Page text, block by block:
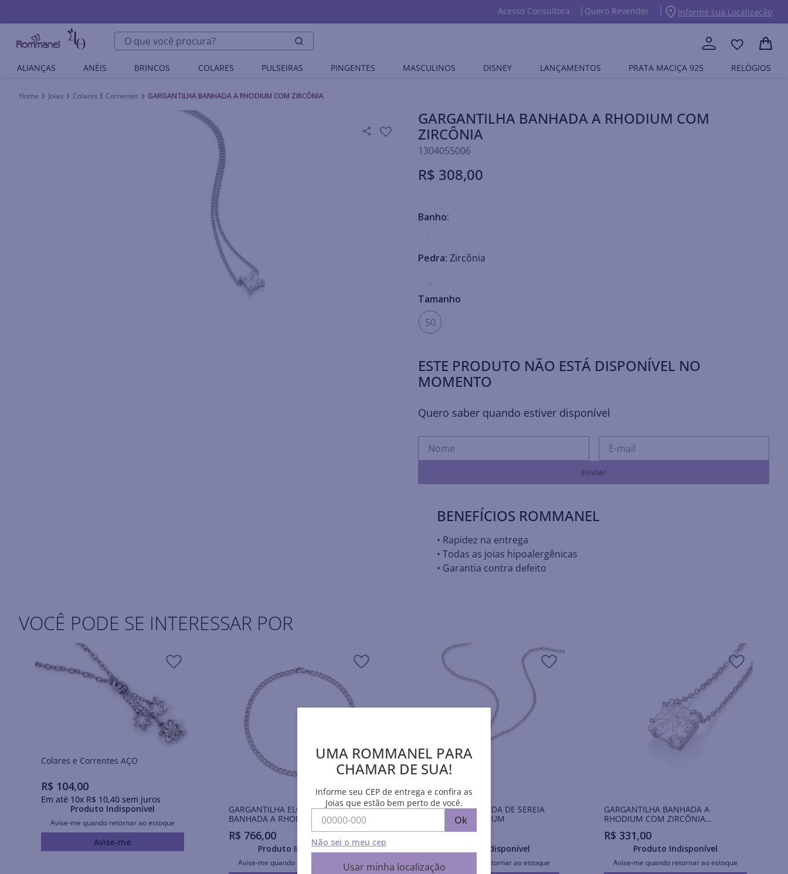
Acesso Consultora Quero Revender Informe sua Localização
O que você procura?
ALIANÇAS ANÉIS BRINCOS COLARES PULSEIRAS PINGENTES MASCULINOS DISNEY LANÇAMENTOS PRATA MACIÇA 925 RELÓGIOS
Joias Colares E Correntes GARGANTILHA BANHADA A RHODIUM COM ZIRCÔNIA
GARGANTILHA BANHADA A RHODIUM COM
ZIRCÔNIA
1304055006
R$ 308,00
Banho:
Pedra: Zircônia
Tamanho
50
ESTE PRODUTO NÃO ESTÁ DISPONÍVEL NO
MOMENTO
Quero saber quando estiver disponível
Enviar
BENEFÍCIOS ROMMANEL
• Rapidez na entrega
• Todas as joias hipoalergênicas
• Garantia contra defeito
VOCÊ PODE SE INTERESSAR POR
Colares e Correntes AÇO
R$ 104,00
Em até 10x R$ 10,40sem juros
Produto Indisponível
Avise-me quando retornar ao estoque
Avise-me
GARGANTILHA ELOS OVAIS
BANHADA A RHODIUM
R$ 766,00
Produto Indisponível
Avise-me quando retornar ao estoque
GARGANTILHA CAUDA DE SEREIA
BANHADA A RHODIUM
R$ 175,00
Produto Indisponível
Avise-me quando retornar ao estoque
GARGANTILHA BANHADA A
RHODIUM COM ZIRCÔNIA
R$ 331,00
Produto Indisponível
Avise-me quando retornar ao estoque
UMA ROMMANEL PARA
CHAMAR DE SUA!
Informe seu CEP de entrega e confira as
Joias que estão bem perto de você.
Ok
Não sei o meu cep
Usar minha localização